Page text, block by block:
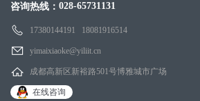
咨询热线： 028-65731131
17380144191 18081916514
yimaixiaoke@yiliit.cn
成都高新区新裕路501号博雅城市广场
在线咨询